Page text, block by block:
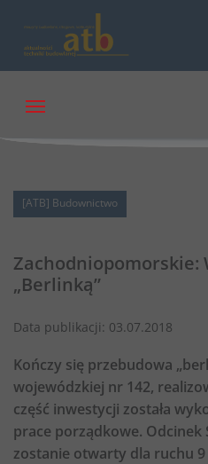
[ATB] Budownictwo
Zachodniopomorskie:
„Berlinką”
Data publikacji: 03.07.2018
Kończy się przebudowa
wojewódzkiej nr 142,
część inwestycji została
prace porządkowe. Odcinek
zostanie otwarty dla ruchu